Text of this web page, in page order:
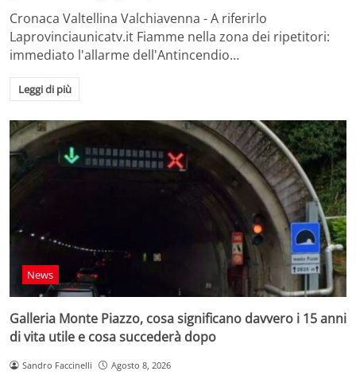
Cronaca Valtellina Valchiavenna - A riferirlo
Laprovinciaunicatv.it Fiamme nella zona dei ripetitori:
immediato l'allarme dell'Antincendio…
Leggi di più
News
Galleria Monte Piazzo, cosa significano davvero i 15 anni
di vita utile e cosa succederà dopo
Sandro Faccinelli Agosto 8, 2026